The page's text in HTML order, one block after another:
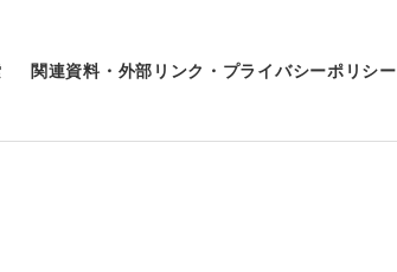
関連資料・外部リンク・プライバシーポリシー